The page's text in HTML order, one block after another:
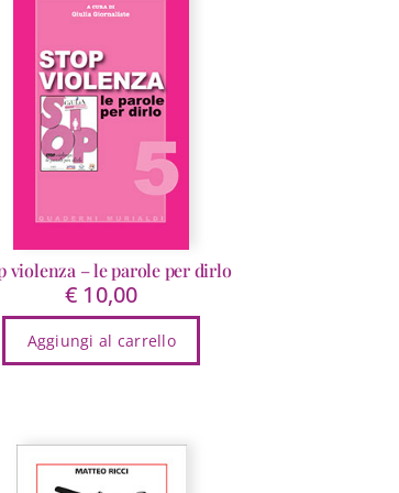
violenza – le parole per dirlo
€ 10,00
Aggiungi al carrello